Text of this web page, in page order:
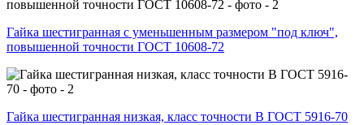
Гайка шестигранная с уменьшенным размером "под ключ",
повышенной точности ГОСТ 10608-72
Гайка шестигранная низкая, класс точности В ГОСТ 5916-70